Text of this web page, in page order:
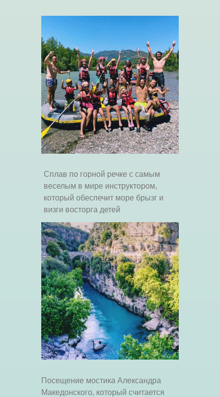
Сплав по горной речке с самым
веселым в мире инструктором,
который обеспечит море брызг и
визги восторга детей
Посещение мостика Александра
Македонского, который считается